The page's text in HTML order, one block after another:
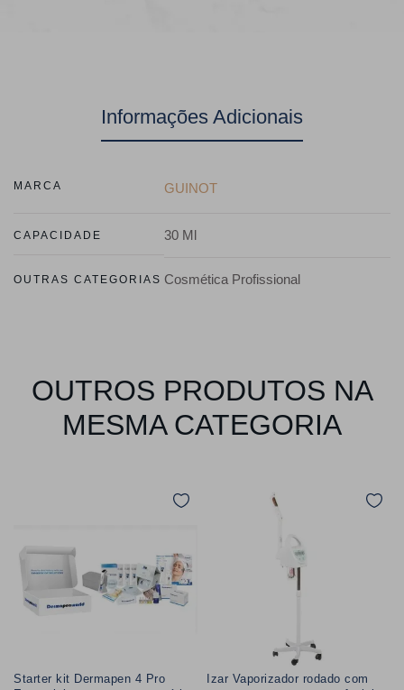
Informações Adicionais
MARCA GUINOT
CAPACIDADE 30 Ml
OUTRAS CATEGORIAS Cosmética Profissional
OUTROS PRODUTOS NA
MESMA CATEGORIA
Starter kit Dermapen 4 Pro
Izar Vaporizador rodado com